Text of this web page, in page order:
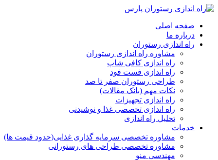
صفحه اصلی
درباره ما
راه اندازی رستوران
مشاوره راه اندازی رستوران
راه اندازی کافی شاپ
راه اندازی فست فود
طراحی رستوران صفر تا صد
نکات مهم (بانک مقالات)
راه اندازی تجهیزات
راه اندازی تخصصی غذا و نوشیدنی
تحلیل راه اندازی
خدمات
مشاوره تخصصی سرمایه گذاری غذایی(حدود قیمت ها)
مشاوره تخصصی طراحی های رستورانی
مهندسی منو